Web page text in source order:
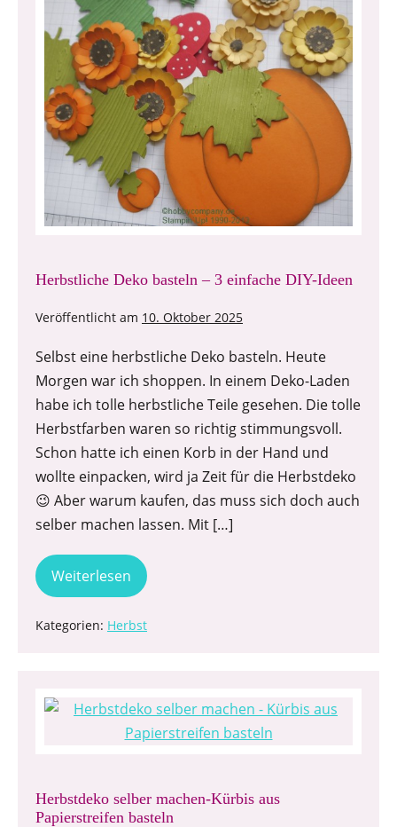
Herbstliche Deko basteln – 3 einfache DIY-Ideen
Veröffentlicht am 10. Oktober 2025
Selbst eine herbstliche Deko basteln. Heute
Morgen war ich shoppen. In einem Deko-Laden
habe ich tolle herbstliche Teile gesehen. Die tolle
Herbstfarben waren so richtig stimmungsvoll.
Schon hatte ich einen Korb in der Hand und
wollte einpacken, wird ja Zeit für die Herbstdeko
😉 Aber warum kaufen, das muss sich doch auch
selber machen lassen. Mit […]
Weiterlesen
Kategorien: Herbst
Herbstdeko selber machen-Kürbis aus
Papierstreifen basteln